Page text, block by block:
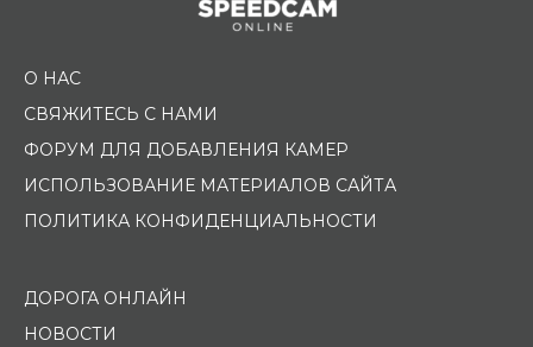
О НАС
СВЯЖИТЕСЬ С НАМИ
ФОРУМ ДЛЯ ДОБАВЛЕНИЯ КАМЕР
ИСПОЛЬЗОВАНИЕ МАТЕРИАЛОВ САЙТА
ПОЛИТИКА КОНФИДЕНЦИАЛЬНОСТИ
ДОРОГА ОНЛАЙН
НОВОСТИ